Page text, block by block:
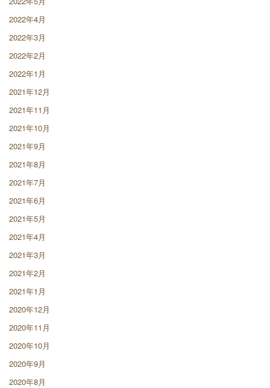
2022年4月
2022年3月
2022年2月
2022年1月
2021年12月
2021年11月
2021年10月
2021年9月
2021年8月
2021年7月
2021年6月
2021年5月
2021年4月
2021年3月
2021年2月
2021年1月
2020年12月
2020年11月
2020年10月
2020年9月
2020年8月